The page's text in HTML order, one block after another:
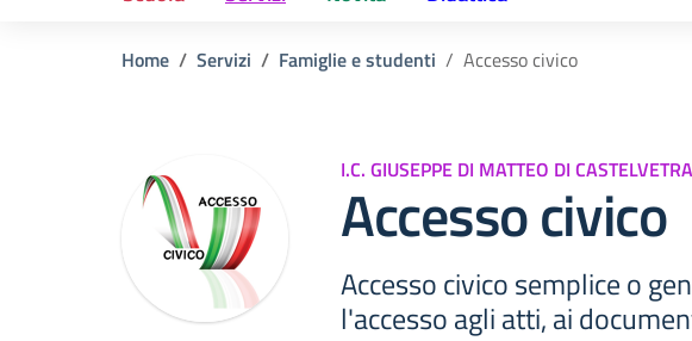
Home Servizi Famiglie e studenti Accesso civico
I.C. GIUSEPPE DI MATTEO DI
Accesso civico
Accesso civico semplice o
l'accesso agli atti, ai